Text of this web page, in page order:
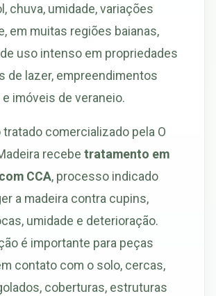
chuva, umidade, variações
em muitas regiões baianas,
uso intenso em propriedades
de lazer, empreendimentos
imóveis de veraneio.
tratado comercializado pela O
recebe tratamento em
CCA, processo indicado
a madeira contra cupins,
umidade e deterioração.
é importante para peças
contato com o solo, cercas,
coberturas, estruturas